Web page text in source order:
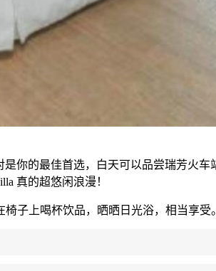
你的最佳首选，白天可以品尝瑞芳火
真的超悠闲浪漫！
子上喝杯饮品，晒晒日光浴，相当享受。